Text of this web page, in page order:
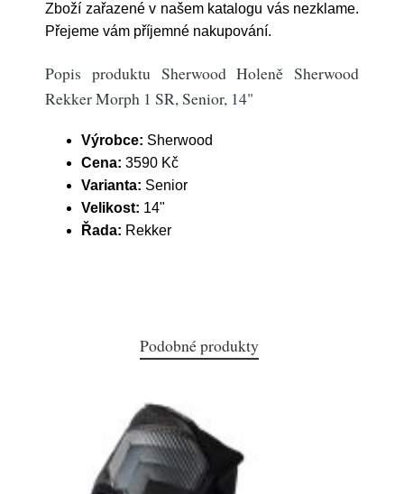
Zboží zařazené v našem katalogu vás nezklame.
Přejeme vám příjemné nakupování.
Popis produktu Sherwood Holeně Sherwood
Rekker Morph 1 SR, Senior, 14"
Výrobce: Sherwood
Cena: 3590 Kč
Varianta: Senior
Velikost: 14"
Řada: Rekker
Podobné produkty